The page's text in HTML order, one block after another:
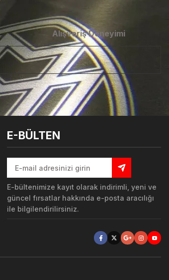
Alışveriş Deneyimi
E-BÜLTEN
E-bültenimize kayıt olarak indirimli, yeni ve
güncel fırsatlar hakkında e-posta aracılığı
ile bilgilendirilirsiniz.